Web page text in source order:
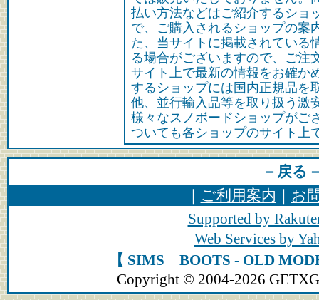
払い方法などはご紹介するショ
で、ご購入されるショップの案
た、当サイトに掲載されている
る場合がございますので、ご注
サイト上で最新の情報をお確か
するショップには国内正規品を
他、並行輸入品等を取り扱う激
様々なスノボードショップがご
ついても各ショップのサイト上
－戻る
｜ ご利用案内 ｜ お
Supported by
Web Services by
【 SIMS BOOTS - OLD
Copyright © 2004-2026